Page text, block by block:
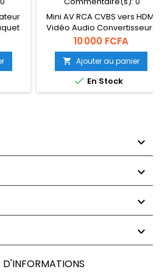
A
Mini AV RCA CVBS vers HDMI
Vidéo Audio Convertisseurs
Adaptateur Support 720
1080P pour Caméra, Xbox
360, PS1, PS2, WII, N64,
Gamecube, Snes, NES, PSP,
Lecteur DVD, VHS
Prix
10 000 FCFA
 Ajouter au panier
 En Stock




D'INFORMATIONS